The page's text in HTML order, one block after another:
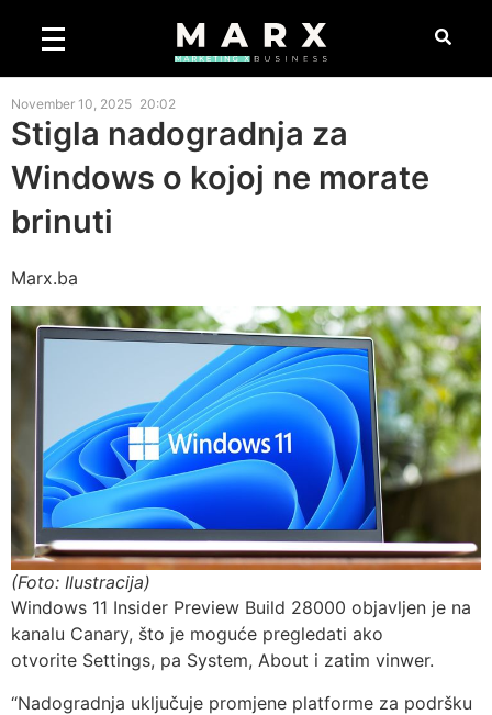
November 10, 2025 20:02
Stigla nadogradnja za
Windows o kojoj ne morate
brinuti
Marx.ba
(Foto: Ilustracija)
Windows 11 Insider Preview Build 28000 objavljen je na
kanalu Canary, što je moguće pregledati ako
otvorite Settings, pa System, About i zatim vinwer.
“Nadogradnja uključuje promjene platforme za podršku